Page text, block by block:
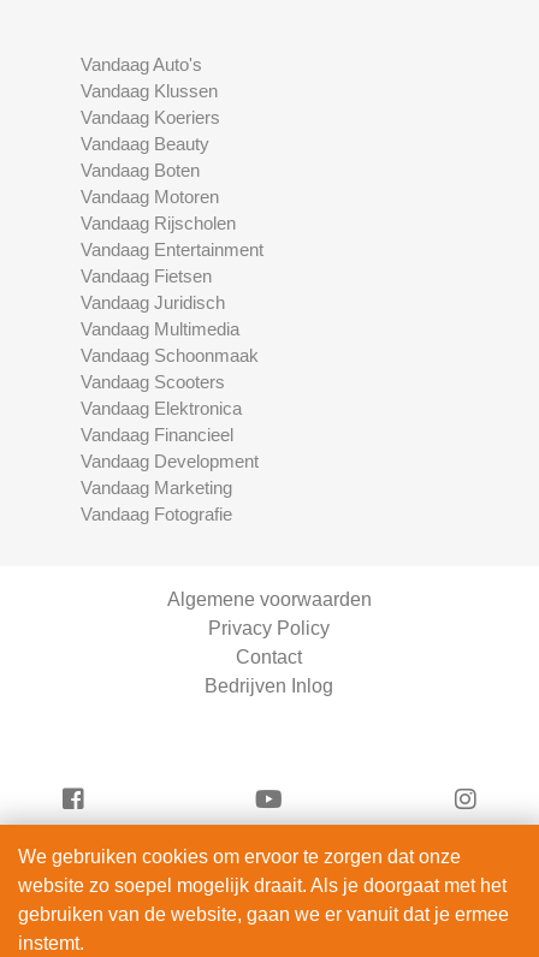
Vandaag Auto's
Vandaag Klussen
Vandaag Koeriers
Vandaag Beauty
Vandaag Boten
Vandaag Motoren
Vandaag Rijscholen
Vandaag Entertainment
Vandaag Fietsen
Vandaag Juridisch
Vandaag Multimedia
Vandaag Schoonmaak
Vandaag Scooters
Vandaag Elektronica
Vandaag Financieel
Vandaag Development
Vandaag Marketing
Vandaag Fotografie
Algemene voorwaarden
Privacy Policy
Contact
Bedrijven Inlog
Vandaag Fietsen is onderdeel van
ServiceRight B.V. | KVK 90914872
We gebruiken cookies om ervoor te zorgen dat onze
website zo soepel mogelijk draait. Als je doorgaat met het
gebruiken van de website, gaan we er vanuit dat je ermee
instemt.